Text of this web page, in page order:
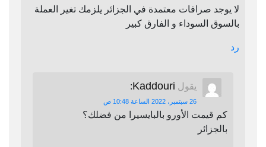
لا يوجد صرافات معتمدة في الجزائر يلزمك تغير العملة
بالسوق السوداء و الفارق كبير
رد
يقول Kaddouri
:
26 سبتمبر، 2022 الساعة 10:48 ص
كم قيمت الأورو بالبايسيرا من فضلك؟
بالجزائر